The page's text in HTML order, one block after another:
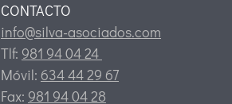
CONTACTO
info@silva-asociados.com
Tlf: 981 94 04 24
Móvil: 634 44 29 67
Fax: 981 94 04 28